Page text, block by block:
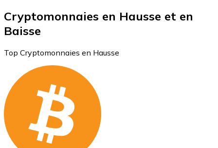
Cryptomonnaies en Hausse et en
Baisse
Top Cryptomonnaies en Hausse